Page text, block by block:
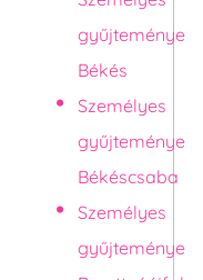
gyűjteménye
Békés
Személyes
gyűjteménye
Békéscsaba
Személyes
gyűjteménye